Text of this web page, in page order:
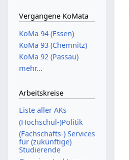
Vergangene KoMata
KoMa 94 (Essen)
KoMa 93 (Chemnitz)
KoMa 92 (Passau)
mehr...
Arbeitskreise
Liste aller AKs
(Hochschul-)Politik
(Fachschafts-) Services
für (zukünftige)
Studierende